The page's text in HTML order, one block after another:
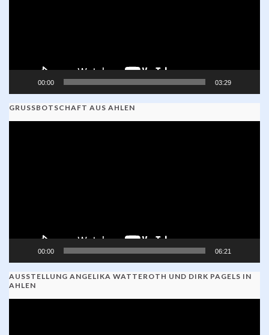
00:00 03:29
GRUSSBOTSCHAFT AUS AHLEN
00:00 06:21
AUSSTELLUNG ANGELIKA WATTEROTH UND DIRK PAGELS IN
AHLEN